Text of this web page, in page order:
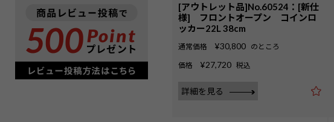
[アウトレット品]No.60524：[新仕
様] フロントオープン コインロ
ッカー22L 38cm
通常価格 ¥30,800 のところ
価格 ¥27,720 税込
詳細を見る